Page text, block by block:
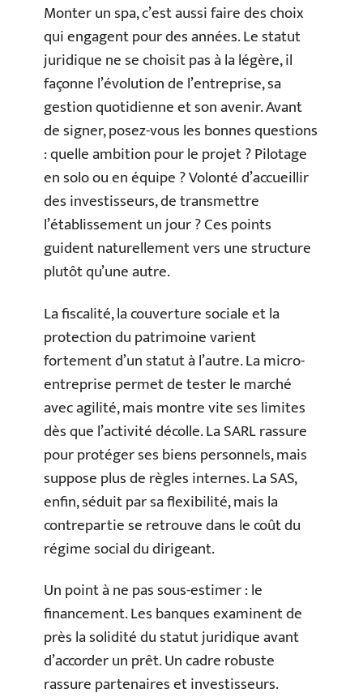
Monter un spa, c’est aussi faire des choix
qui engagent pour des années. Le statut
juridique ne se choisit pas à la légère, il
façonne l’évolution de l’entreprise, sa
gestion quotidienne et son avenir. Avant
de signer, posez-vous les bonnes questions
: quelle ambition pour le projet ? Pilotage
en solo ou en équipe ? Volonté d’accueillir
des investisseurs, de transmettre
l’établissement un jour ? Ces points
guident naturellement vers une structure
plutôt qu’une autre.
La fiscalité, la couverture sociale et la
protection du patrimoine varient
fortement d’un statut à l’autre. La micro-
entreprise permet de tester le marché
avec agilité, mais montre vite ses limites
dès que l’activité décolle. La SARL rassure
pour protéger ses biens personnels, mais
suppose plus de règles internes. La SAS,
enfin, séduit par sa flexibilité, mais la
contrepartie se retrouve dans le coût du
régime social du dirigeant.
Un point à ne pas sous-estimer : le
financement. Les banques examinent de
près la solidité du statut juridique avant
d’accorder un prêt. Un cadre robuste
rassure partenaires et investisseurs.